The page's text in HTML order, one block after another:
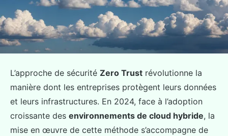
L’approche de sécurité Zero Trust révolutionne la
manière dont les entreprises protègent leurs données
et leurs infrastructures. En 2024, face à l’adoption
croissante des environnements de cloud hybride, la
mise en œuvre de cette méthode s’accompagne de